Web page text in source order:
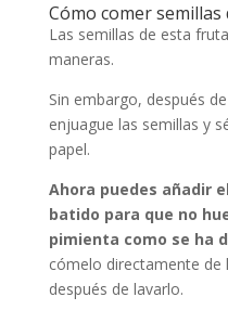
Cómo comer semillas
Las semillas de esta
maneras.
Sin embargo, después
enjuague las semillas y
papel.
Ahora puedes añadir
batido para que no
pimienta como se ha
cómelo directamente de
después de lavarlo.